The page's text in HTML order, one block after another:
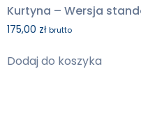
Kurtyna – Wersja
175,00 zł brutto
Dodaj do koszyka